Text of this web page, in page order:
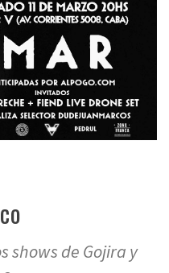
shows de Gojira y